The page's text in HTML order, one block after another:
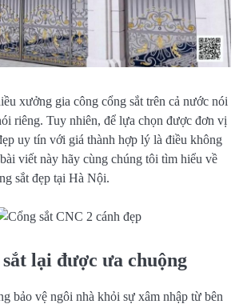
xưởng gia công cổng sắt trên cả nước nói
riêng. Tuy nhiên, để lựa chọn được đơn vị
uy tín với giá thành hợp lý là điều không
viết này hãy cùng chúng tôi tìm hiểu về
sắt đẹp tại Hà Nội.
lại được ưa chuộng
bảo vệ ngôi nhà khỏi sự xâm nhập từ bên